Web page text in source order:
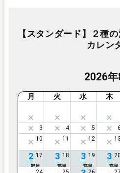
【スタンダード】２種
カレン
2026年
月 火 水 木
2
3 3 3